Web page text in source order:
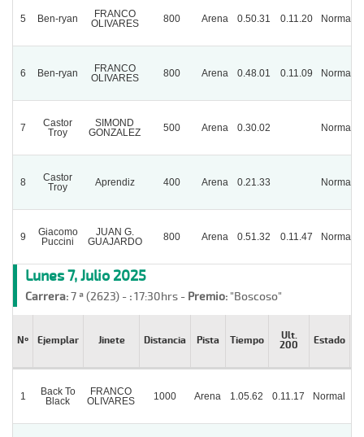
5 Ben-ryan
FRANCO
OLIVARES
800 Arena 0.50.31 0.11.20 Normal
6 Ben-ryan
FRANCO
OLIVARES
800 Arena 0.48.01 0.11.09 Normal
7
Castor
Troy
SIMOND
GONZALEZ
500 Arena 0.30.02 Normal
8
Castor
Troy
Aprendiz 400 Arena 0.21.33 Normal
9
Giacomo
Puccini
JUAN G.
GUAJARDO
800 Arena 0.51.32 0.11.47 Normal
Lunes 7, Julio 2025
Carrera:7 ª (2623) - :17:30hrs - Premio: "Boscoso"
Nº Ejemplar Jinete Distancia Pista Tiempo
Ult.
200
Estado
1
Back To
Black
FRANCO
OLIVARES
1000 Arena 1.05.62 0.11.17 Normal